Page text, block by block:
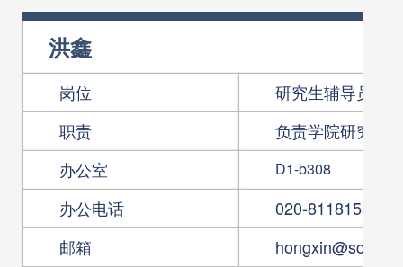
洪鑫
岗位
研究生辅导员
职责
负责学院研究生
办公室
D1-b308
办公电话
020-81181530
邮箱